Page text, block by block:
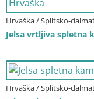
Hrvaška / Splitsko-
Jelsa vrtljiva spletna
Hrvaška / Splitsko-